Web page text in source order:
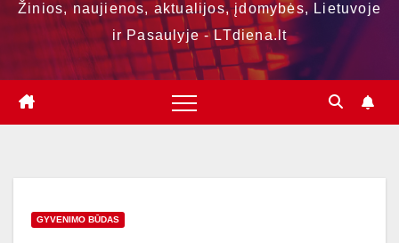
Žinios, naujienos, aktualijos, įdomybės, Lietuvoje
ir Pasaulyje - LTdiena.lt
GYVENIMO BŪDAS